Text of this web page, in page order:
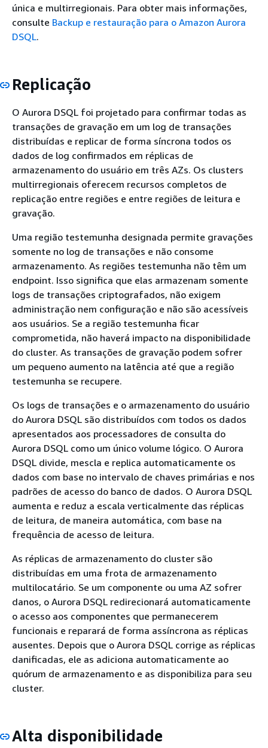
única e multirregionais. Para obter mais informações,
consulte Backup e restauração para o Amazon Aurora
DSQL.
Replicação
O Aurora DSQL foi projetado para confirmar todas as
transações de gravação em um log de transações
distribuídas e replicar de forma síncrona todos os
dados de log confirmados em réplicas de
armazenamento do usuário em três AZs. Os clusters
multirregionais oferecem recursos completos de
replicação entre regiões e entre regiões de leitura e
gravação.
Uma região testemunha designada permite gravações
somente no log de transações e não consome
armazenamento. As regiões testemunha não têm um
endpoint. Isso significa que elas armazenam somente
logs de transações criptografados, não exigem
administração nem configuração e não são acessíveis
aos usuários. Se a região testemunha ficar
comprometida, não haverá impacto na disponibilidade
do cluster. As transações de gravação podem sofrer
um pequeno aumento na latência até que a região
testemunha se recupere.
Os logs de transações e o armazenamento do usuário
do Aurora DSQL são distribuídos com todos os dados
apresentados aos processadores de consulta do
Aurora DSQL como um único volume lógico. O Aurora
DSQL divide, mescla e replica automaticamente os
dados com base no intervalo de chaves primárias e nos
padrões de acesso do banco de dados. O Aurora DSQL
aumenta e reduz a escala verticalmente das réplicas
de leitura, de maneira automática, com base na
frequência de acesso de leitura.
As réplicas de armazenamento do cluster são
distribuídas em uma frota de armazenamento
multilocatário. Se um componente ou uma AZ sofrer
danos, o Aurora DSQL redirecionará automaticamente
o acesso aos componentes que permanecerem
funcionais e reparará de forma assíncrona as réplicas
ausentes. Depois que o Aurora DSQL corrige as réplicas
danificadas, ele as adiciona automaticamente ao
quórum de armazenamento e as disponibiliza para seu
cluster.
Alta disponibilidade